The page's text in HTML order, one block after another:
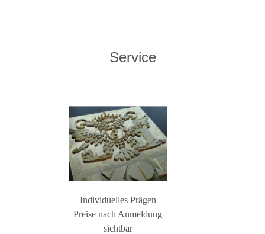
Service
Individuelles Prägen
Preise nach Anmeldung
sichtbar